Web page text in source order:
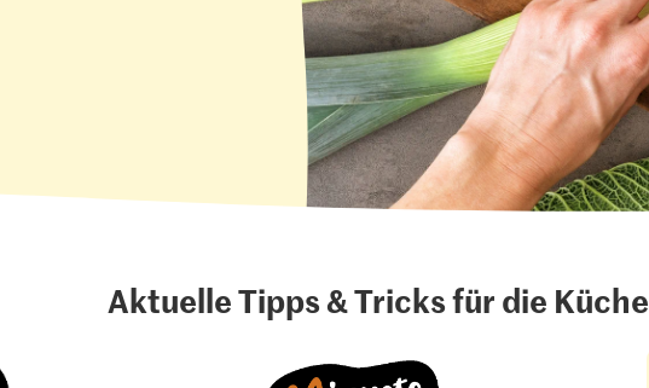
Aktuelle Tipps & Tricks für die Küche